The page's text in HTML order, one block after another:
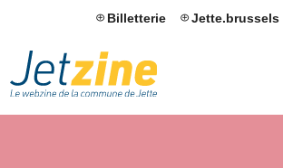
Billetterie Jette.brussels